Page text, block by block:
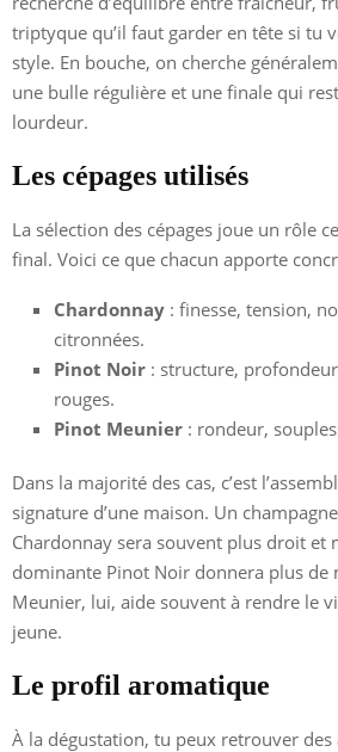
triptyque qu’il faut garder en tête si tu
style. En bouche, on cherche
une bulle régulière et une finale qui
lourdeur.
Les cépages utilisés
La sélection des cépages joue un rôle
final. Voici ce que chacun apporte
Chardonnay : finesse, tension,
citronnées.
Pinot Noir : structure,
rouges.
Pinot Meunier : rondeur,
Dans la majorité des cas, c’est
signature d’une maison. Un
Chardonnay sera souvent plus droit et
dominante Pinot Noir donnera plus de
Meunier, lui, aide souvent à rendre le
jeune.
Le profil aromatique
À la dégustation, tu peux retrouver des